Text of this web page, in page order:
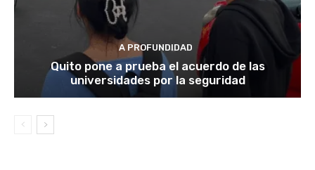
A PROFUNDIDAD
Quito pone a prueba el acuerdo de las
universidades por la seguridad